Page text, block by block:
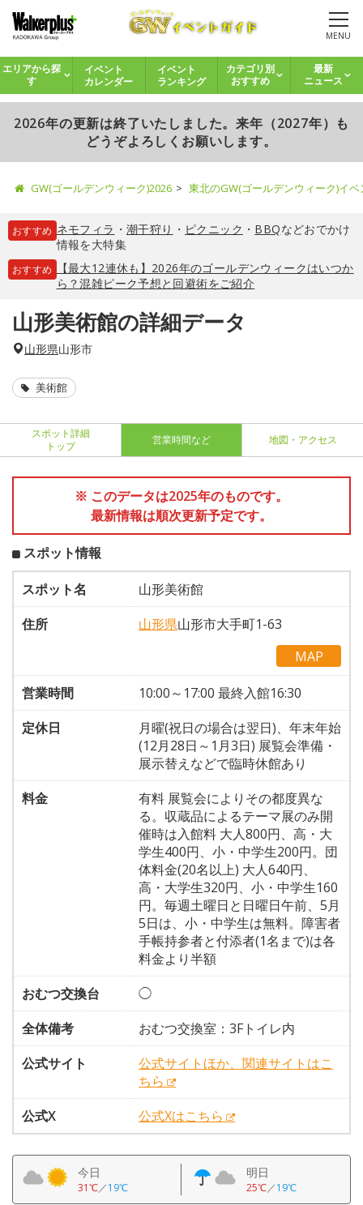
MENU
エリアから探
す
イベント
カレンダー
イベント
ランキング
カテゴリ別
おすすめ
最新
ニュース
2026年の更新は終了いたしました。来年（2027年）も
どうぞよろしくお願いします。
GW(ゴールデンウィーク)2026 東北のGW(ゴールデンウィーク)イ
おすすめ ネモフィラ ・ 潮干狩り ・ ピクニック ・ BBQなどおでかけ
情報を大特集
おすすめ
【最大12連休も】2026年のゴールデンウィークはいつか
ら？混雑ピーク予想と回避術をご紹介
山形美術館の詳細データ
山形県山形市
美術館
スポット詳細
トップ
営業時間など 地図・アクセス
※ このデータは2025年のものです。
最新情報は順次更新予定です。
スポット情報
スポット名
山形美術館
住所
山形県山形市大手町1-63
MAP
営業時間
10:00～17:00 最終入館16:30
定休日
月曜(祝日の場合は翌日)、年末年始
(12月28日～1月3日) 展覧会準備・
展示替えなどで臨時休館あり
料金
有料 展覧会によりその都度異な
る。収蔵品によるテーマ展のみ開
催時は入館料 大人800円、高・大
学生400円、小・中学生200円。団
体料金(20名以上) 大人640円、
高・大学生320円、小・中学生160
円。毎週土曜日と日曜日午前、5月
5日は、小・中学生は無料。障害者
手帳持参者と付添者(1名まで)は各
料金より半額
おむつ交換台
◯
全体備考
おむつ交換室：3Fトイレ内
公式サイト
公式サイトほか、関連サイトはこ
ちら
公式X
公式Xはこちら
今日
31℃／19℃
明日
25℃／19℃